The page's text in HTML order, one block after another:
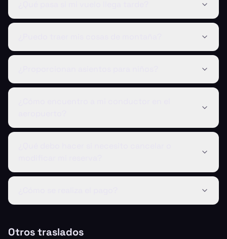
Otros traslados